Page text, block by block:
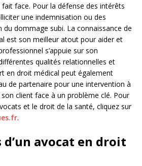
face. Pour la défense des intérêts
une indemnisation ou des
dommage subi. La connaissance de
est son meilleur atout pour aider et
s’appuie sur son
qualités relationnelles et
en droit médical peut également
de partenaire pour une intervention à
client face à un problème clé. Pour
et le droit de la santé, cliquez sur
.
d’un avocat en droit